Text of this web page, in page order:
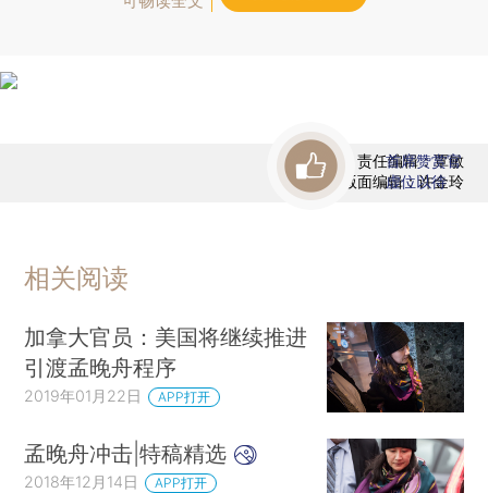
责任编辑：覃敏
版面编辑：许金玲
首席赞赏官
虚位以待
相关阅读
加拿大官员：美国将继续推进
引渡孟晚舟程序
2019年01月22日 APP打开
孟晚舟冲击|特稿精选
2018年12月14日 APP打开